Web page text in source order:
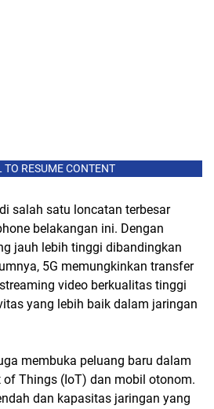
TO RESUME CONTENT
salah satu loncatan terbesar
belakangan ini. Dengan
jauh lebih tinggi dibandingkan
5G memungkinkan transfer
video berkualitas tinggi
yang lebih baik dalam jaringan
membuka peluang baru dalam
of Things (IoT) dan mobil otonom.
dan kapasitas jaringan yang